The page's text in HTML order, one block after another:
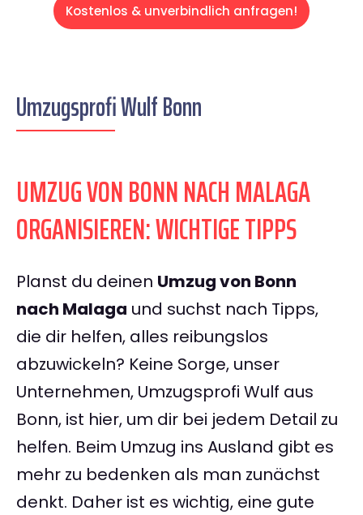
Kostenlos & unverbindlich anfragen!
Umzugsprofi Wulf Bonn
UMZUG VON BONN NACH MALAGA
ORGANISIEREN: WICHTIGE TIPPS
Planst du deinen Umzug von Bonn
nach Malaga und suchst nach Tipps,
die dir helfen, alles reibungslos
abzuwickeln? Keine Sorge, unser
Unternehmen, Umzugsprofi Wulf aus
Bonn, ist hier, um dir bei jedem Detail zu
helfen. Beim Umzug ins Ausland gibt es
mehr zu bedenken als man zunächst
denkt. Daher ist es wichtig, eine gute